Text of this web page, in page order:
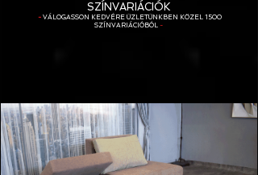
SZÍNVARIÁCIÓK
- VÁLOGASSON KEDVÉRE ÜZLETÜNKBEN KÖZEL 1500
SZÍNVARIÁCIÓBÓL -